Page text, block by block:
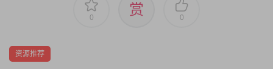
0 赏 0
资源推荐